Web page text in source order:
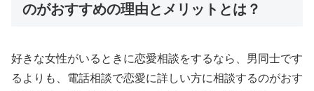
のがおすすめの理由とメリットとは？
好きな女性がいるときに恋愛相談をするなら、男同士です
るよりも、電話相談で恋愛に詳しい方に相談するのがおす